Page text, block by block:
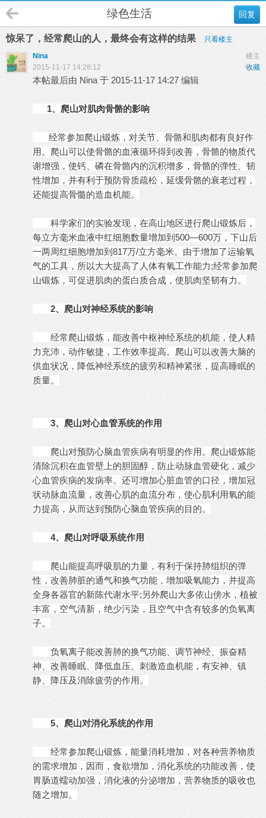
回复
绿色生活
惊呆了，经常爬山的人，最终会有这样的结果
只看楼主
楼主
Nina
收藏
2015-11-17 14:28:12
本帖最后由 Nina 于 2015-11-17 14:27 编辑
1、爬山对肌肉骨骼的影响
经常参加爬山锻炼，对关节、骨骼和肌肉都有良好作
用。爬山可以使骨骼的血液循环得到改善，骨骼的物质代
谢增强，使钙、磷在骨骼内的沉积增多，骨骼的弹性、韧
性增加，并有利于预防骨质疏松，延缓骨骼的衰老过程，
还能提高骨髓的造血机能。
科学家们的实验发现，在高山地区进行爬山锻炼后，
每立方毫米血液中红细胞数量增加到500—600万，下山后
一两周红细胞增加到817万/立方毫米。由于增加了运输氧
气的工具，所以大大提高了人体有氧工作能力;经常参加爬
山锻炼，可促进肌肉的蛋白质合成，使肌肉坚韧有力。
2、爬山对神经系统的影响
经常爬山锻炼，能改善中枢神经系统的机能，使人精
力充沛，动作敏捷，工作效率提高。爬山可以改善大脑的
供血状况，降低神经系统的疲劳和精神紧张，提高睡眠的
质量。
3、爬山对心血管系统的作用
爬山对预防心脑血管疾病有明显的作用。爬山锻炼能
清除沉积在血管壁上的胆固醇，防止动脉血管硬化，减少
心血管疾病的发病率。还可增加心脏血管的口径，增加冠
状动脉血流量，改善心肌的血流分布，使心肌利用氧的能
力提高，从而达到预防心脑血管疾病的目的。
4、爬山对呼吸系统作用
爬山能提高呼吸肌的力量，有利于保持肺组织的弹
性，改善肺脏的通气和换气功能，增加吸氧能力，并提高
全身各器官的新陈代谢水平;另外爬山大多依山傍水，植被
丰富，空气清新，绝少污染，且空气中含有较多的负氧离
子。
负氧离子能改善肺的换气功能、调节神经、振奋精
神、改善睡眠、降低血压、刺激造血机能，有安神、镇
静、降压及消除疲劳的作用。
5、爬山对消化系统的作用
经常参加爬山锻炼，能量消耗增加，对各种营养物质
的需求增加，因而，食欲增加，消化系统的功能改善，使
胃肠道蠕动加强，消化液的分泌增加，营养物质的吸收也
随之增加。